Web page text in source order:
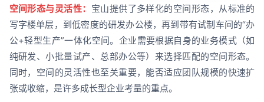
空间形态与灵活性： 宝山提供了多样化的空间形态，从标准的
写字楼单层，到低密度的研发办公楼，再到带有试制车间的“办
公+轻型生产”一体化空间。企业需要根据自身的业务模式（如
纯研发、小批量试产、总部办公等）来选择匹配的空间形态。
同时，空间的灵活性也至关重要，能否适应团队规模的快速扩
张或收缩，是许多成长型企业考量的重点。